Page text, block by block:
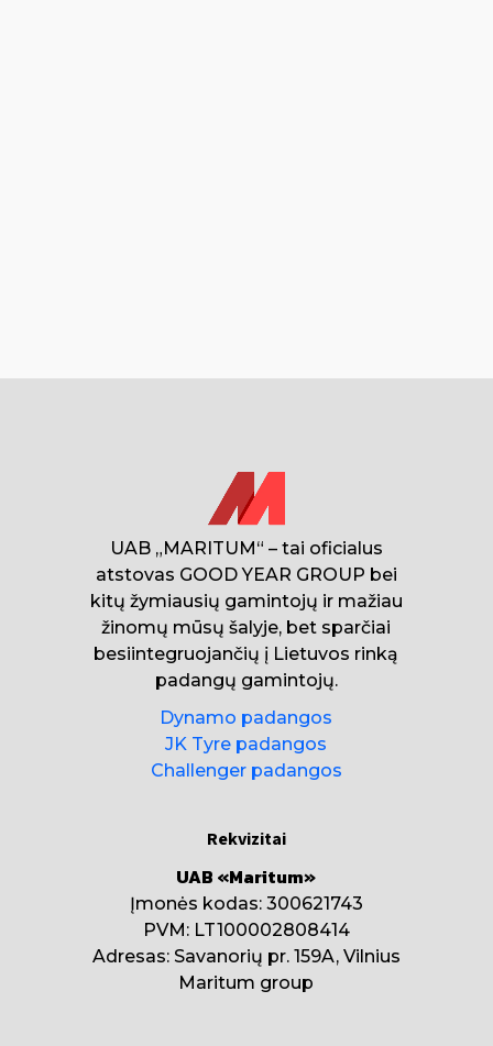
UAB „MARITUM“ – tai oficialus
atstovas GOOD YEAR GROUP bei
kitų žymiausių gamintojų ir mažiau
žinomų mūsų šalyje, bet sparčiai
besiintegruojančių į Lietuvos rinką
padangų gamintojų.
Dynamo padangos
JK Tyre padangos
Challenger padangos
Rekvizitai
UAB «Maritum»
Įmonės kodas: 300621743
PVM: LT100002808414
Adresas: Savanorių pr. 159A, Vilnius
Maritum group